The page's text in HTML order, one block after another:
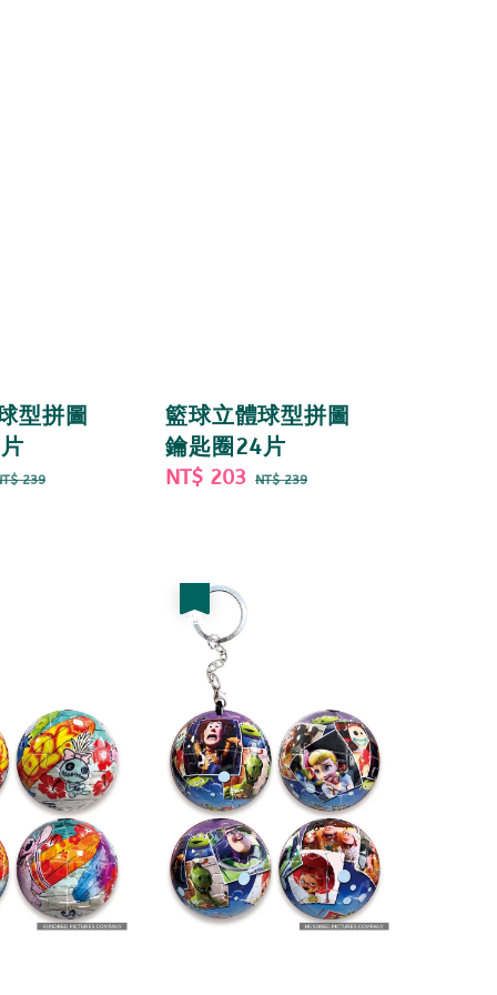
型拼圖
239
籃球立體球型拼圖
鑰匙圈24片
Sale
NT$ 203 Regular
NT$ 239